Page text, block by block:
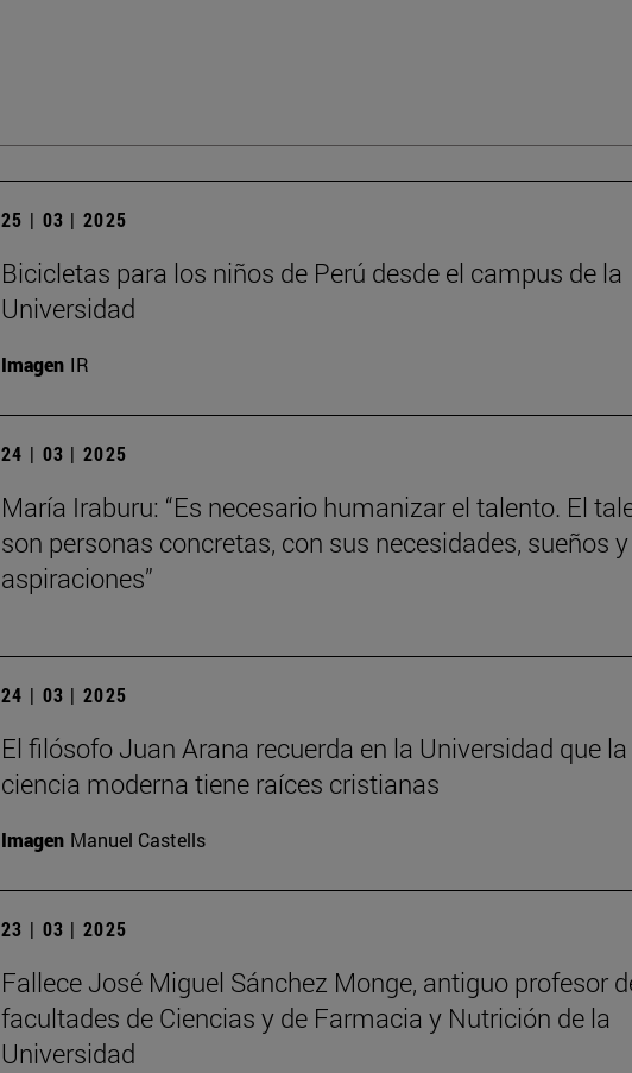
25 | 03 | 2025
Bicicletas para los niños de Perú desde el campus de la
Universidad
Imagen IR
24 | 03 | 2025
María Iraburu: “Es necesario humanizar el talento. El
son personas concretas, con sus necesidades, sueños y
aspiraciones”
24 | 03 | 2025
El filósofo Juan Arana recuerda en la Universidad que la
ciencia moderna tiene raíces cristianas
Imagen Manuel Castells
23 | 03 | 2025
Fallece José Miguel Sánchez Monge, antiguo profesor
facultades de Ciencias y de Farmacia y Nutrición de la
Universidad